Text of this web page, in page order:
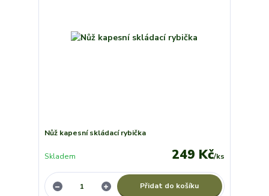
Nůž kapesní skládací rybička
249 Kč/ks
Skladem
Přidat do košíku